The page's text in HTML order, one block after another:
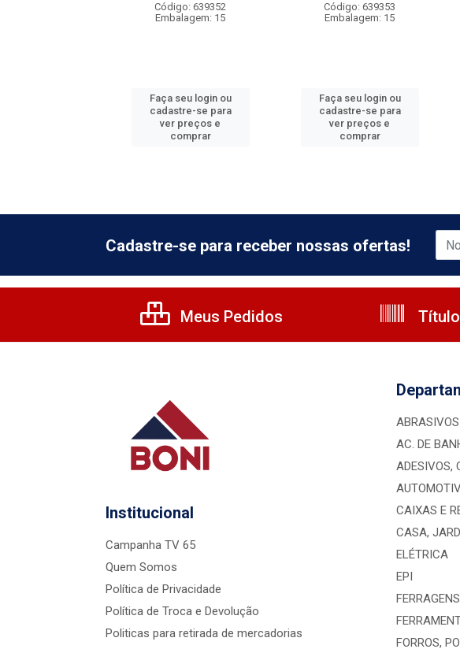
Código: 639352
Embalagem: 15
Faça seu login ou
cadastre-se para
ver preços e
comprar
Código: 639353
Embalagem: 15
Faça seu login ou
cadastre-se para
ver preços e
comprar
Cadastre-se para receber nossas ofertas!
Meus Pedidos
Institucional
Campanha TV 65
Quem Somos
Política de Privacidade
Política de Troca e Devolução
Politicas para retirada de mercadorias
ABRASIVOS
AC. DE
ADESIVOS,
CAIXAS E
CASA,
ELÉTRICA
EPI
FERRAGENS
FORROS,